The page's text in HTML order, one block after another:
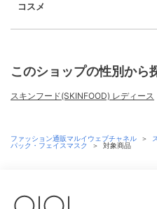
コスメ
このショップの性別から
スキンフード(SKINFOOD) レディース
ファッション通販マルイウェブチャネル ＞
パック・フェイスマスク
＞ 対象商品